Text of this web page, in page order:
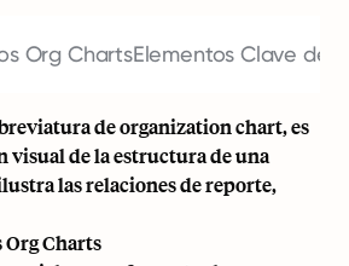
Org ChartsElementos Clave de
de organization chart, es
visual de la estructura de una
las relaciones de reporte,
Charts